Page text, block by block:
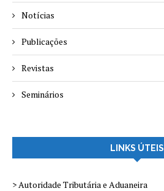
Notícias
Publicações
Revistas
Seminários
LINKS ÚTEIS
> Autoridade Tributária e Aduaneira